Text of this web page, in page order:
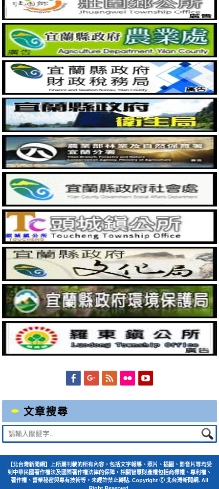
FacebookGoogleplus
Feed Flickr
文章搜尋
Suche
nach:
【北台灣新聞網】上所屬刊載的所有內容，包括文字報導、照片、插圖、影音片等均受
到中華民國著作權法及國際著作權法律的保障，相關智慧財產權包括商標權、專利權、
著作權、營業秘密與專有技術等，未經許禁止轉貼. Copyright Ⓒ 北台灣新聞網. All
Right Reserved.